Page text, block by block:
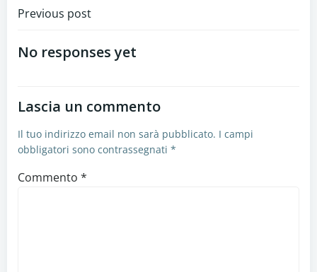
Navigazione
articoli
Previous post
No responses yet
Lascia un commento
Il tuo indirizzo email non sarà pubblicato. I campi
obbligatori sono contrassegnati *
Commento *